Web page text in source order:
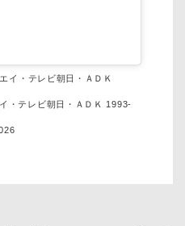
イ・テレビ朝日・ＡＤＫ
・テレビ朝日・ＡＤＫ 1993-